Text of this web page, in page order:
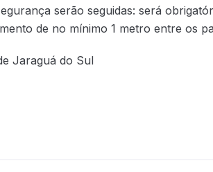
serão seguidas: será
de no mínimo 1 metro entre os
Jaraguá do Sul